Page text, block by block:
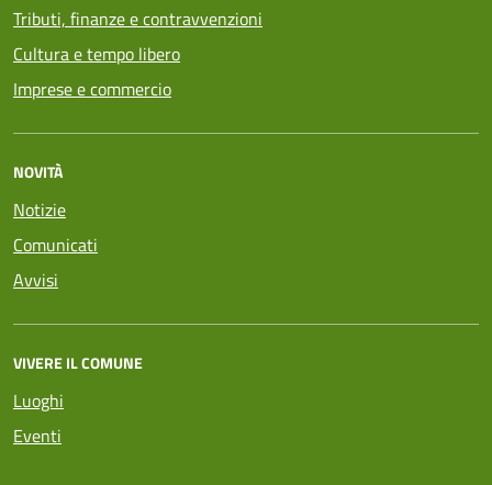
Tributi, finanze e contravvenzioni
Cultura e tempo libero
Imprese e commercio
NOVITÀ
Notizie
Comunicati
Avvisi
VIVERE IL COMUNE
Luoghi
Eventi